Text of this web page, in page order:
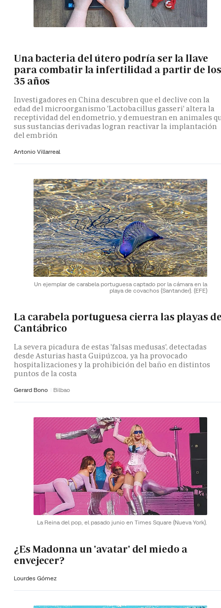
Una bacteria del útero podría ser la llave
para combatir la infertilidad a partir de los
35 años
Investigadores en China descubren que el declive con la
edad del microorganismo 'Lactobacillus gasseri' altera la
receptividad del endometrio, y demuestran en animales
sus sustancias derivadas logran reactivar la implantación
del embrión
Antonio Villarreal
Un ejemplar de carabela portuguesa captado por la cámara en la
playa de covachos (Santander). (EFE)
La carabela portuguesa cierra las playas
Cantábrico
La severa picadura de estas 'falsas medusas', detectadas
desde Asturias hasta Guipúzcoa, ya ha provocado
hospitalizaciones y la prohibición del baño en distintos
puntos de la costa
Gerard Bono Bilbao
La Reina del pop, el pasado junio en Times Square (Nueva York).
¿Es Madonna un 'avatar' del miedo a
envejecer?
Lourdes Gómez